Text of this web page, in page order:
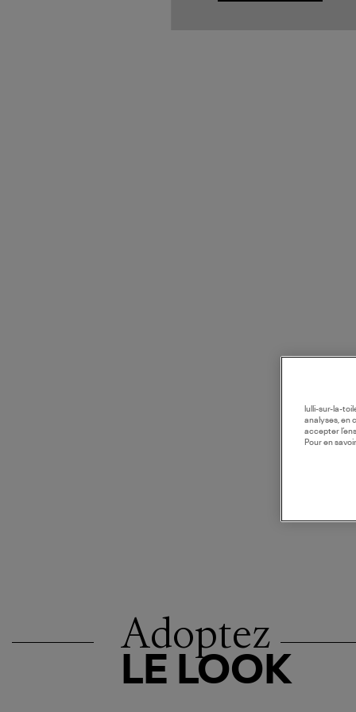
Adoptez
LE LOOK
lulli-sur-la-
analyses, en
accepter
Pour en